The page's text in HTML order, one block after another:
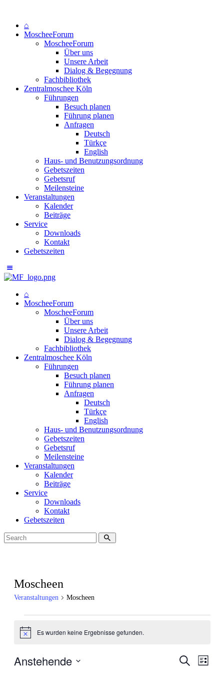
⌂
MoscheeForum
MoscheeForum
Über uns
Unsere Arbeit
Dialog & Begegnung
Fachbibliothek
Zentralmoschee Köln
Führungen
Besuch planen
Führung planen
Anfragen
Deutsch
Türkçe
English
Haus- und Benutzungsordnung
Gebetszeiten
Gebetsruf
Meilensteine
Veranstaltungen
Kalender
Beiträge
Service
Downloads
Kontakt
Gebetszeiten
⌂
MoscheeForum
MoscheeForum
Über uns
Unsere Arbeit
Dialog & Begegnung
Fachbibliothek
Zentralmoschee Köln
Führungen
Besuch planen
Führung planen
Anfragen
Deutsch
Türkçe
English
Haus- und Benutzungsordnung
Gebetszeiten
Gebetsruf
Meilensteine
Veranstaltungen
Kalender
Beiträge
Service
Downloads
Kontakt
Gebetszeiten
Moscheen
Veranstaltungen Moscheen
HinweisEs wurden keine Ergebnisse gefunden.
Suche
Liste
Anstehende